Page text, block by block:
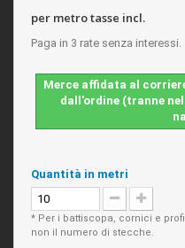
per metro tasse incl.
Merce affidata al
dall'ordine (tranne
Quantità in metri
* Per i battiscopa, cornici e
non il numero di stecche.